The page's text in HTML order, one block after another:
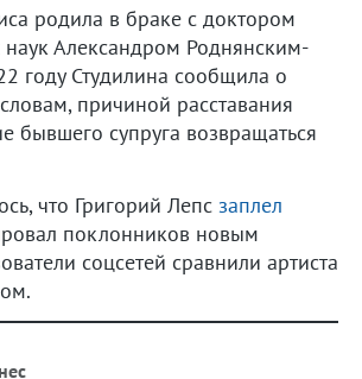
родила в браке с доктором
Александром Роднянским-
году Студилина сообщила о
причиной расставания
бывшего супруга возвращаться
что Григорий Лепс заплел
поклонников новым
соцсетей сравнили артиста